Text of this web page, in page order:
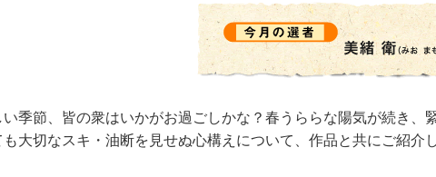
季節、皆の衆はいかがお過ごしかな？春うららな陽気が続き
大切なスキ・油断を見せぬ心構えについて、作品と共にご紹介